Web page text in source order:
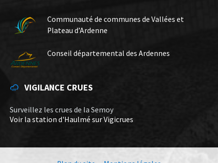
Communauté de communes de Vallées et
Plateau d’Ardenne
Conseil départemental des Ardennes
VIGILANCE CRUES
Surveillez les crues de la Semoy
Voir la station d'Haulmé sur Vigicrues